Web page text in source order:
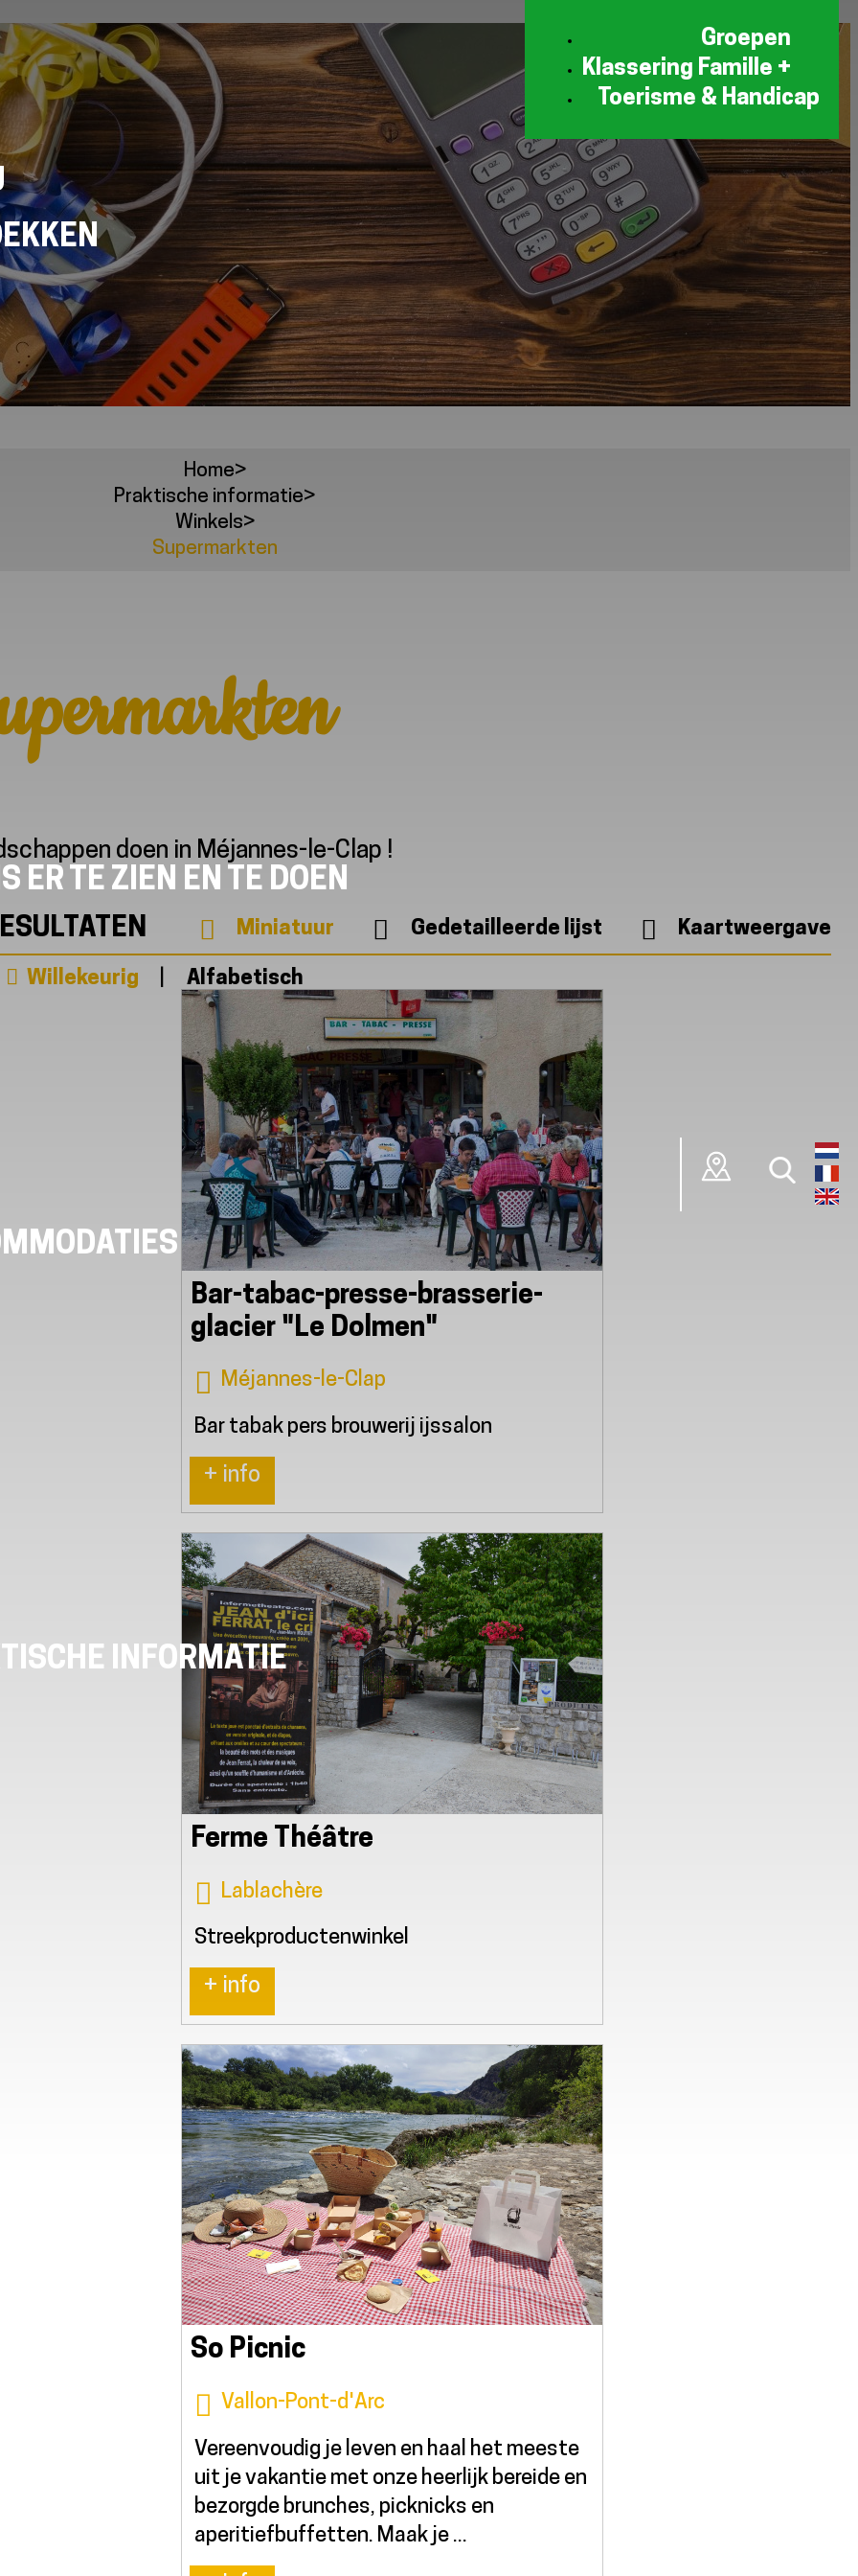
Groepen
Klassering Famille +
Toerisme & Handicap
ER TE ZIEN EN TE DOEN
INFORMATIE
Home>
Praktische informatie>
Winkels>
Supermarkten
doen in Méjannes-le-Clap !
Miniatuur Gedetailleerde lijst Kaartweergave
Willekeurig Alfabetisch
Bar-tabac-presse-brasserie-
glacier "Le Dolmen"
Méjannes-le-Clap
Bar tabak pers brouwerij ijssalon
+ info
Ferme Théâtre
Lablachère
Streekproductenwinkel
+ info
So Picnic
Vallon-Pont-d'Arc
Vereenvoudig je leven en haal het meeste
uit je vakantie met onze heerlijk bereide en
bezorgde brunches, picknicks en
aperitiefbuffetten. Maak je ...